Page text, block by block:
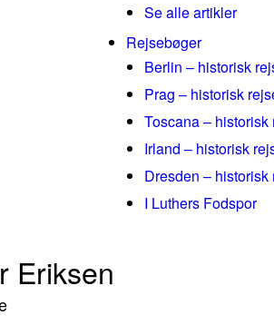
Se alle artikler
Rejsebøger
Berlin – historisk
Prag – historisk
Toscana –
Irland – historisk
Dresden –
I Luthers Fodspor
Eriksen